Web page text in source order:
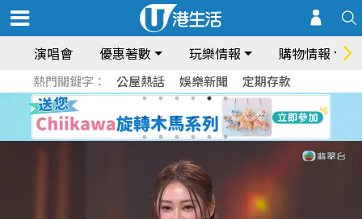
演唱會 優惠著數 玩樂情報 購物情報
熱門關鍵字： 公屋熱話 娛樂新聞 定期存款